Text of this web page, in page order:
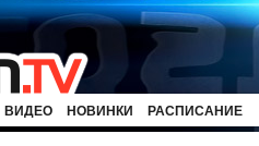
ВИДЕО НОВИНКИ РАСПИСАНИЕ